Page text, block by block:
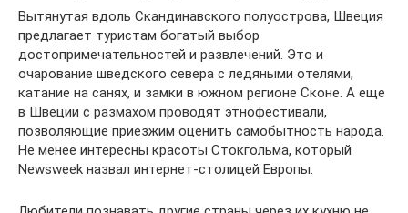
Вытянутая вдоль Скандинавского полуострова, Швеция
предлагает туристам богатый выбор
достопримечательностей и развлечений. Это и
очарование шведского севера с ледяными отелями,
катание на санях, и замки в южном регионе Сконе. А еще
в Швеции с размахом проводят этнофестивали,
позволяющие приезжим оценить самобытность народа.
Не менее интересны красоты Стокгольма, который
Newsweek назвал интернет-столицей Европы.